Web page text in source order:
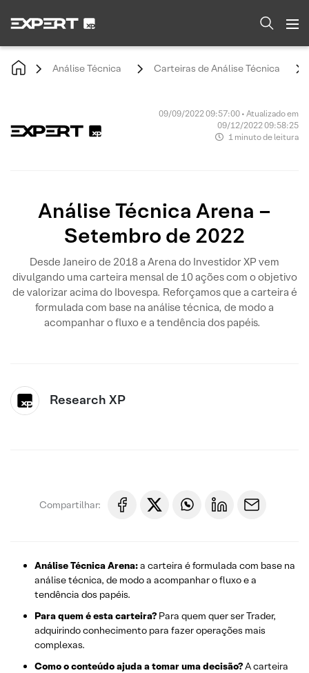
Análise Técnica Carteiras de Análise Técnica
09/09/2022 09:57:00 • Atualizado em
09/12/2022 09:58:25
1 minuto de leitura
Análise Técnica Arena –
Setembro de 2022
Desde Janeiro de 2018 a Arena do Investidor XP vem
divulgando uma carteira mensal de 10 ações com o objetivo
de valorizar acima do Ibovespa. Reforçamos que a carteira é
formulada com base na análise técnica, de modo a
acompanhar o fluxo e a tendência dos papéis.
Research XP
Compartilhar:
Análise Técnica Arena:a carteira é formulada com base na
análise técnica, de modo a acompanhar o fluxo e a
tendência dos papéis.
Para quem é esta carteira? Para quem quer ser Trader,
adquirindo conhecimento para fazer operações mais
complexas.
Como o conteúdo ajuda a tomar uma decisão?A carteira